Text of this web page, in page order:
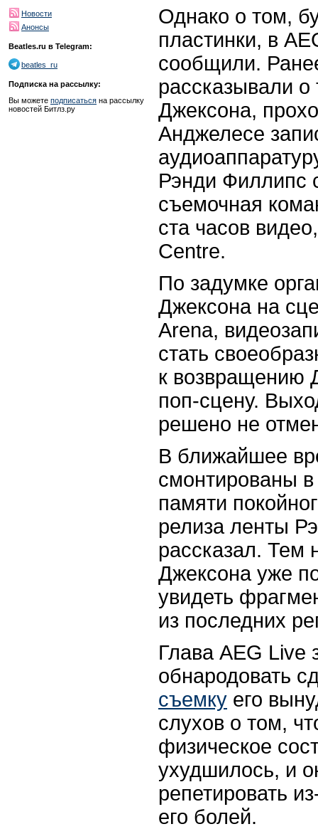
Новости
Анонсы
Beatles.ru в Telegram:
beatles_ru
Подписка на рассылку:
Вы можете подписаться на рассылку
новостей Битлз.ру
Однако о том,
пластинки, в
сообщили.
рассказывали о
Джексона,
Анджелесе
Рэнди Филлипс
съемочная
ста часов
Centre.
По задумке
Джексона на
Arena,
стать
к возвращению
поп-сцену.
решено не
В ближайшее
смонтированы
памяти
релиза ленты
рассказал. Тем
Джексона уже
увидеть
из последних
Глава AEG Live
обнародовать
съемку его
слухов о том,
физическое
ухудшилось, и
репетировать
его болей.